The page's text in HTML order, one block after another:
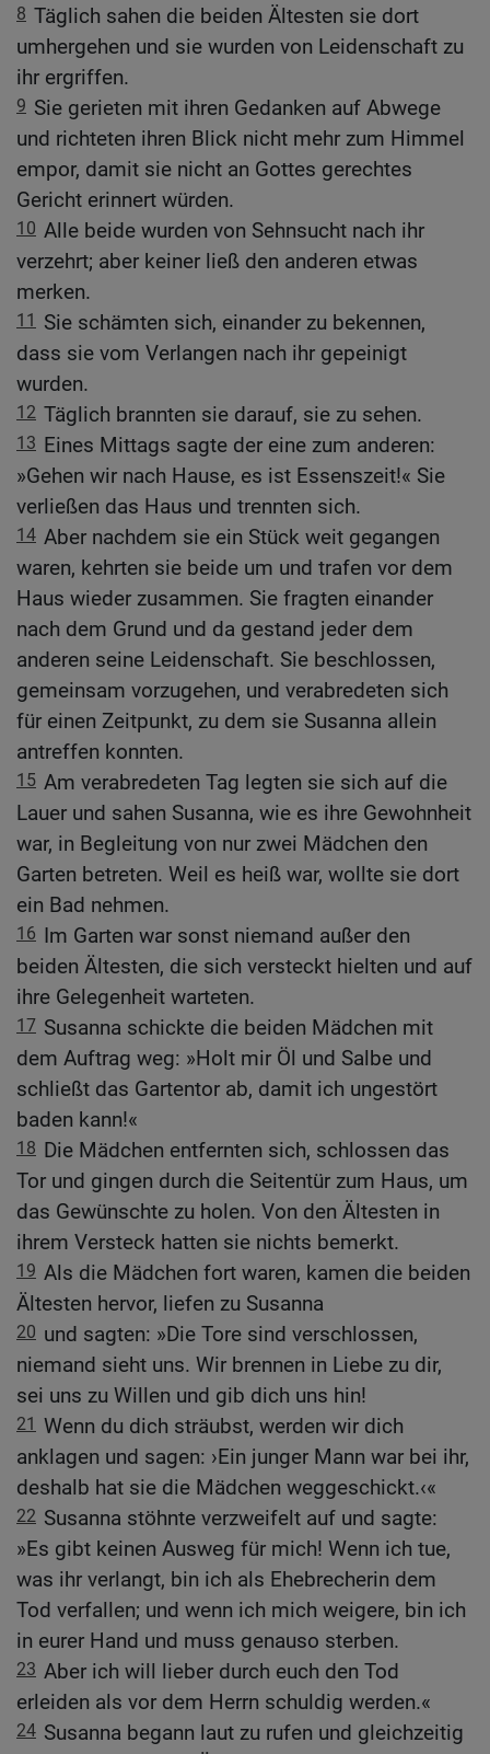
8 Täglich sahen die beiden Ältesten sie dort
umhergehen und sie wurden von Leidenschaft zu
ihr ergriffen.
9 Sie gerieten mit ihren Gedanken auf Abwege
und richteten ihren Blick nicht mehr zum Himmel
empor, damit sie nicht an Gottes gerechtes
Gericht erinnert würden.
10 Alle beide wurden von Sehnsucht nach ihr
verzehrt; aber keiner ließ den anderen etwas
merken.
11
Sie schämten sich, einander zu bekennen,
dass sie vom Verlangen nach ihr gepeinigt
wurden.
12 Täglich brannten sie darauf, sie zu sehen.
13 Eines Mittags sagte der eine zum anderen:
»Gehen wir nach Hause, es ist Essenszeit!« Sie
verließen das Haus und trennten sich.
14 Aber nachdem sie ein Stück weit gegangen
waren, kehrten sie beide um und trafen vor dem
Haus wieder zusammen. Sie fragten einander
nach dem Grund und da gestand jeder dem
anderen seine Leidenschaft. Sie beschlossen,
gemeinsam vorzugehen, und verabredeten sich
für einen Zeitpunkt, zu dem sie Susanna allein
antreffen konnten.
15 Am verabredeten Tag legten sie sich auf die
Lauer und sahen Susanna, wie es ihre Gewohnheit
war, in Begleitung von nur zwei Mädchen den
Garten betreten. Weil es heiß war, wollte sie dort
ein Bad nehmen.
16 Im Garten war sonst niemand außer den
beiden Ältesten, die sich versteckt hielten und auf
ihre Gelegenheit warteten.
17 Susanna schickte die beiden Mädchen mit
dem Auftrag weg: »Holt mir Öl und Salbe und
schließt das Gartentor ab, damit ich ungestört
baden kann!«
18 Die Mädchen entfernten sich, schlossen das
Tor und gingen durch die Seitentür zum Haus, um
das Gewünschte zu holen. Von den Ältesten in
ihrem Versteck hatten sie nichts bemerkt.
19 Als die Mädchen fort waren, kamen die beiden
Ältesten hervor, liefen zu Susanna
20 und sagten: »Die Tore sind verschlossen,
niemand sieht uns. Wir brennen in Liebe zu dir,
sei uns zu Willen und gib dich uns hin!
21 Wenn du dich sträubst, werden wir dich
anklagen und sagen: ›Ein junger Mann war bei ihr,
deshalb hat sie die Mädchen weggeschickt.‹«
22 Susanna stöhnte verzweifelt auf und sagte:
»Es gibt keinen Ausweg für mich! Wenn ich tue,
was ihr verlangt, bin ich als Ehebrecherin dem
Tod verfallen; und wenn ich mich weigere, bin ich
in eurer Hand und muss genauso sterben.
23 Aber ich will lieber durch euch den Tod
erleiden als vor dem Herrn schuldig werden.«
24 Susanna begann laut zu rufen und gleichzeitig